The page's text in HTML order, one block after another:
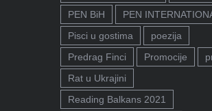
PEN BiH
PEN
Pisci u gostima
poezija
Predrag Finci
Promocije
Rat u Ukrajini
Reading Balkans 2021